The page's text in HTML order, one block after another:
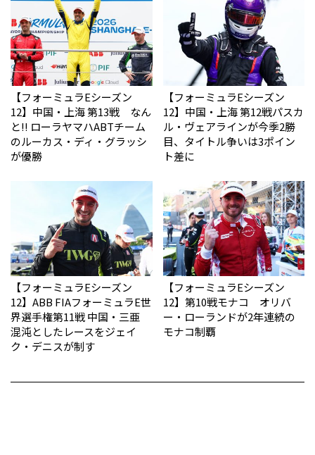
【フォーミュラEシーズン
12】中国・上海 第13戦 なん
と!! ローラヤマハABTチーム
のルーカス・ディ・グラッシ
が優勝
【フォーミュラEシーズン
12】中国・上海 第12戦パスカ
ル・ヴェアラインが今季2勝
目、タイトル争いは3ポイン
ト差に
【フォーミュラEシーズン
12】ABB FIAフォーミュラE世
界選手権第11戦 中国・三亜
混沌としたレースをジェイ
ク・デニスが制す
【フォーミュラEシーズン
12】第10戦モナコ オリバ
ー・ローランドが2年連続の
モナコ制覇